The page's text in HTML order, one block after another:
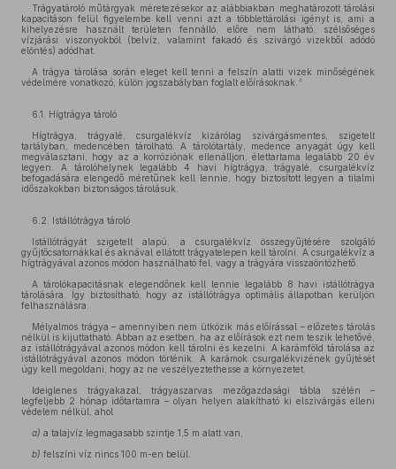
Trágyatároló műtárgyak méretezésekor az alábbiakban meghatározott tárolási
kapacitáson felül figyelembe kell venni azt a többlettárolási igényt is, ami a
kihelyezésre használt területen fennálló, előre nem látható, szélsőséges
vízjárási viszonyokból (belvíz, valamint fakadó és szivárgó vizekből adódó
elöntés) adódhat.
A trágya tárolása során eleget kell tenni a felszín alatti vizek minőségének
védelmére vonatkozó, külön jogszabályban foglalt előírásoknak. 4
6.1. Hígtrágya tároló
Hígtrágya, trágyalé, csurgalékvíz kizárólag szivárgásmentes, szigetelt
tartályban, medencében tárolható. A tárolótartály, medence anyagát úgy kell
megválasztani, hogy az a korróziónak ellenálljon, élettartama legalább 20 év
legyen. A tárolóhelynek legalább 4 havi hígtrágya, trágyalé, csurgalékvíz
befogadására elengedő méretűnek kell lennie, hogy biztosított legyen a tilalmi
időszakokban biztonságos tárolásuk.
6.2. Istállótrágya tároló
Istállótrágyát szigetelt alapú, a csurgalékvíz összegyűjtésére szolgáló
gyűjtőcsatornákkal és aknával ellátott trágyatelepen kell tárolni. A csurgalékvíz a
hígtrágyával azonos módon használható fel, vagy a trágyára visszaöntözhető.
A tárolókapacitásnak elegendőnek kell lennie legalább 8 havi istállótrágya
tárolására. Így biztosítható, hogy az istállótrágya optimális állapotban kerüljön
felhasználásra.
Mélyalmos trágya – amennyiben nem ütközik más előírással – előzetes tárolás
nélkül is kijuttatható. Abban az esetben, ha az előírások ezt nem teszik lehetővé,
az istállótrágyával azonos módon kell tárolni és kezelni. A karámföld tárolása az
istállótrágyával azonos módon történik. A karámok csurgalékvizének gyűjtését
úgy kell megoldani, hogy az ne veszélyeztethesse a környezetet.
Ideiglenes trágyakazal, trágyaszarvas mezőgazdasági tábla szélén –
legfeljebb 2 hónap időtartamra – olyan helyen alakítható ki elszivárgás elleni
védelem nélkül, ahol
a) a talajvíz legmagasabb szintje 1,5 m alatt van,
b) felszíni víz nincs 100 m-en belül.